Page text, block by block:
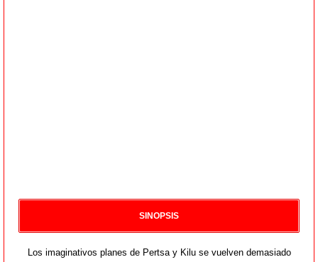
SINOPSIS
Los imaginativos planes de Pertsa y Kilu se vuelven demasiado